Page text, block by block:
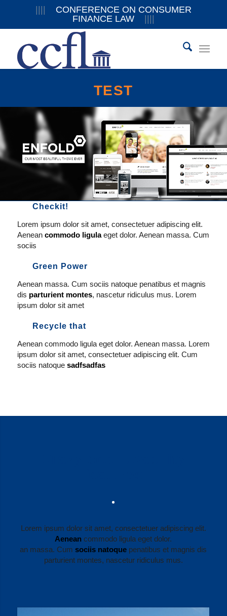
CONFERENCE ON CONSUMER
FINANCE LAW
TEST
Checkit!
Lorem ipsum dolor sit amet, consectetuer adipiscing elit.
Aenean commodo ligulaeget dolor. Aenean massa. Cum
sociis
Green Power
Aenean massa. Cum sociis natoque penatibus et magnis
dis parturient montes, nascetur ridiculus mus. Lorem
ipsum dolor sit amet
Recycle that
Aenean commodo ligula eget dolor. Aenean massa. Lorem
ipsum dolor sit amet, consectetuer adipiscing elit. Cum
sociis natoque sadfsadfas
Lorem ipsum dolor sit amet, consectetuer adipiscing elit.
Aenean commodo ligula eget dolor.
an massa. Cumsociis natoque penatibus et magnis dis
parturient montes, nascetur ridiculus mus.